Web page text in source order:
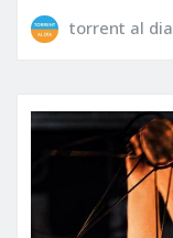
torrent al dia